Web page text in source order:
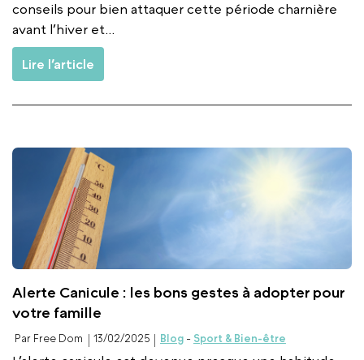
conseils pour bien attaquer cette période charnière
avant l’hiver et...
Lire l’article
Alerte Canicule : les bons gestes à adopter pour
votre famille
Par Free Dom 13/02/2025 Blog- Sport & Bien-être